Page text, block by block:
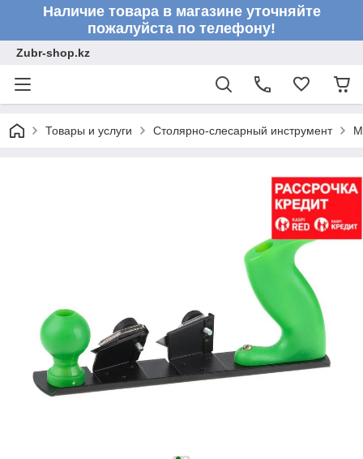
Наличие товара в магазине уточняйте
пожалуйста по телефону!
Zubr-shop.kz
Товары и услуги Столярно-слесарный инструмент